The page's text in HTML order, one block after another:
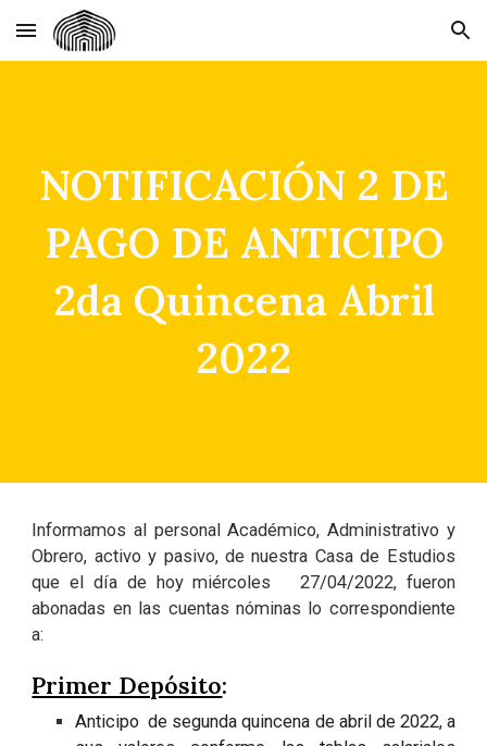
Skip to main content Skip to navigation
NOTIFICACIÓN 2 DE
PAGO DE ANTICIPO
2da Quincena Abril
2022
Informamos al personal Académico, Administrativo y
Obrero, activo y pasivo, de nuestra Casa de Estudios
que el día de hoy miércoles 27/04/2022, fueron
abonadas en las cuentas nóminas lo correspondiente
a:
Primer Depósito:
Anticipo de segunda quincena de abril de 2022, a